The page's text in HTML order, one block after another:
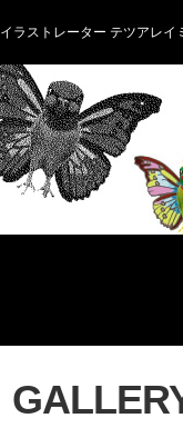
イラストレーター テツアレ